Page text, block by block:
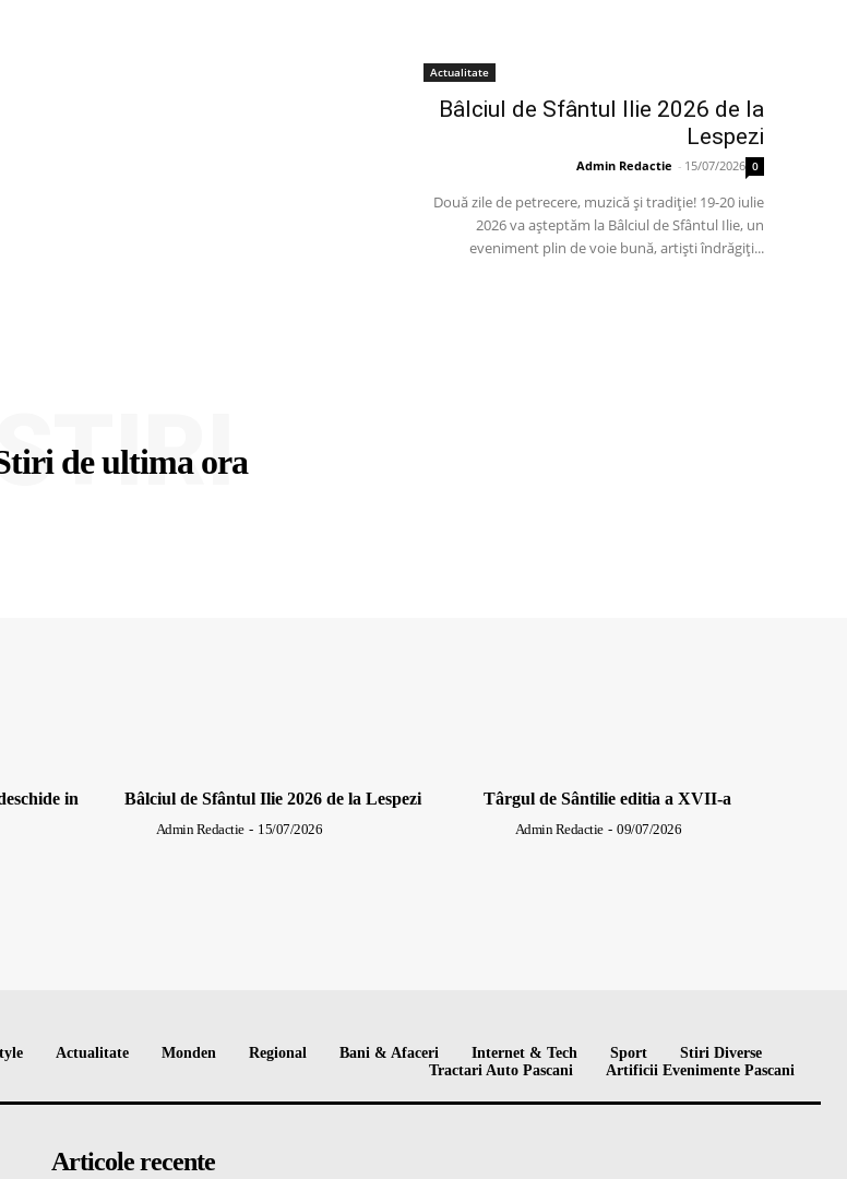
Actualitate
Bâlciul de Sfântul Ilie 2026 de la
Lespezi
Admin Redactie - 15/07/2026 0
Două zile de petrecere, muzică și tradiție! 19-20 iulie
2026 va așteptăm la Bâlciul de Sfântul Ilie, un
eveniment plin de voie bună, artiști îndrăgiți...
de ultima ora
in
Bâlciul de Sfântul Ilie 2026 de la Lespezi
Admin Redactie - 15/07/2026
Târgul de Sântilie editia a XVII-a
Admin Redactie - 09/07/2026
Actualitate Monden Regional Bani & Afaceri Internet & Tech Sport
Stiri Diverse
Tractari Auto Pascani
Artificii Evenimente Pascani
Articole recente